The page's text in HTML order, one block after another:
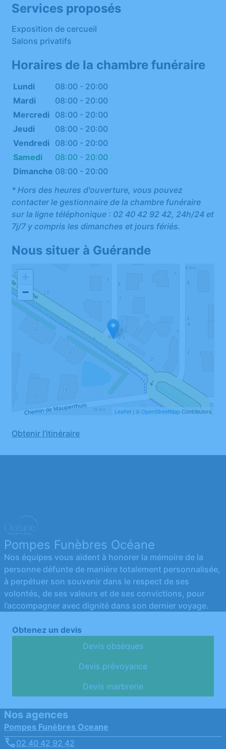
Services proposés
Exposition de cercueil
Salons privatifs
Horaires de la chambre funéraire
Lundi
08:00 - 20:00
Mardi
08:00 - 20:00
Mercredi 08:00 - 20:00
Jeudi
08:00 - 20:00
Vendredi 08:00 - 20:00
Samedi
08:00 - 20:00
Dimanche 08:00 - 20:00
* Hors des heures d'ouverture, vous pouvez
contacter le gestionnaire de la chambre funéraire
sur la ligne téléphonique : 02 40 42 92 42, 24h/24 et
7j/7 y compris les dimanches et jours fériés.
Nous situer à Guérande
−
Leaflet| ©OpenStreetMapContributors
Obtenir l’itinéraire
Pompes Funèbres Océane
Nos équipes vous aident à honorer la mémoire de la
personne défunte de manière totalement personnalisée,
à perpétuer son souvenir dans le respect de ses
volontés, de ses valeurs et de ses convictions, pour
l’accompagner avec dignité dans son dernier voyage.
Obtenez un devis
Devis obsèques
Devis prévoyance
Devis marbrerie
Nos agences
Pompes Funèbres Oceane
02 40 42 92 42